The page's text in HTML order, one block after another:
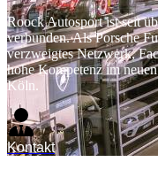
Roock Autosport ist seit
verbunden. Als Porsche
verzweigtes Netzwerk,
hohe Kompetenz im
Köln.
Kontakt